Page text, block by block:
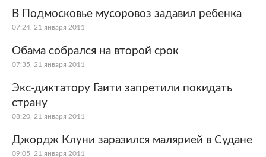
В Подмосковье мусоровоз задавил ребенка
07:24, 21 января 2011
Обама собрался на второй срок
07:35, 21 января 2011
Экс-диктатору Гаити запретили покидать
страну
08:20, 21 января 2011
Джордж Клуни заразился малярией в Судане
09:05, 21 января 2011